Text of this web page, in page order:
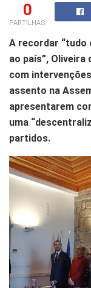
0
PARTILHAS
A recordar “tudo
ao país”,
com
assento na
apresentarem
uma
partidos.